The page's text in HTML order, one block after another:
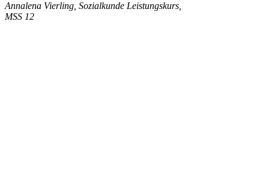
Annalena Vierling, Sozialkunde Leistungskurs,
MSS 12